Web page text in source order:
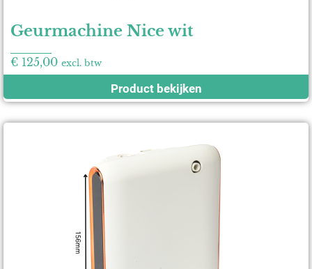
Geurmachine Nice wit
€ 125,00 excl. btw
Product bekijken